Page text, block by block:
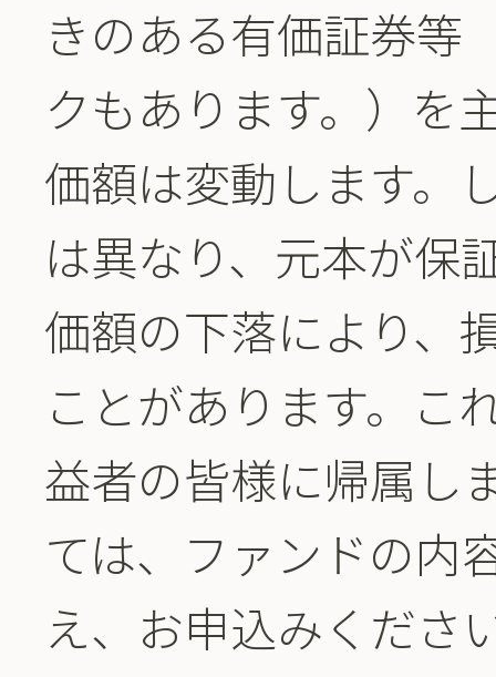
きのある有価証券等
クもあります。）を
価額は変動します。
は異なり、元本が保
価額の下落により、
ことがあります。こ
益者の皆様に帰属し
ては、ファンドの内
え、お申込みくださ